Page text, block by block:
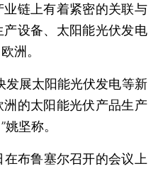
链上有着紧密的关联与
设备、太阳能光伏发电
洲。
展太阳能光伏发电等新
的太阳能光伏产品生产
坚称。
布鲁塞尔召开的会议上